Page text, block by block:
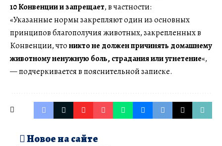
10 Конвенции и запрещает, в частности:
«Указанные нормы закрепляют один из основных
принципов благополучия животных, закрепленных в
Конвенции, чтоникто не должен причинять домашнему
животному ненужную боль, страдания или угнетение«,
— подчеркивается в пояснительной записке.
Новое на сайте